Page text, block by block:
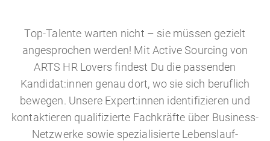
Top-Talente warten nicht – sie müssen gezielt
angesprochen werden! Mit Active Sourcing von
ARTS HR Lovers findest Du die passenden
Kandidat:innen genau dort, wo sie sich beruflich
bewegen. Unsere Expert:innen identifizieren und
kontaktieren qualifizierte Fachkräfte über Business-
Netzwerke sowie spezialisierte Lebenslauf-